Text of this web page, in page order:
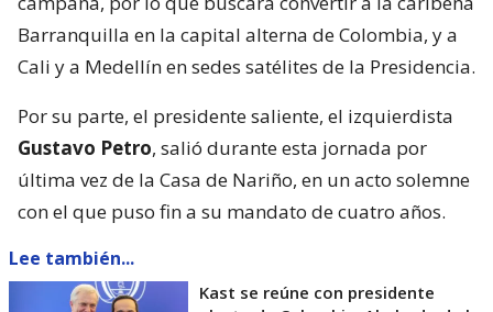
Barranquilla en la capital alterna de Colombia, y a
Cali y a Medellín en sedes satélites de la Presidencia.
Por su parte, el presidente saliente, el izquierdista
Gustavo Petro, salió durante esta jornada por
última vez de la Casa de Nariño, en un acto solemne
con el que puso fin a su mandato de cuatro años.
Lee también...
Kast se reúne con presidente